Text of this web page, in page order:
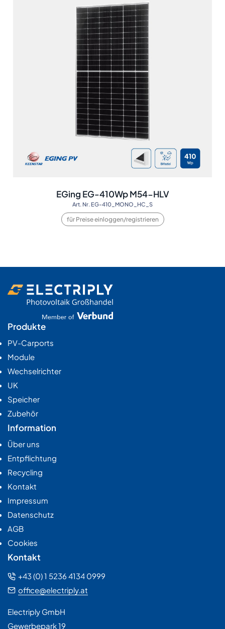
EGing EG-410Wp M54-HLV
Art. Nr. EG-410_MONO_HC_S
für Preise einloggen/registrieren
Produkte
PV-Carports
Module
Wechselrichter
UK
Speicher
Zubehör
Information
Über uns
Entpflichtung
Recycling
Kontakt
Impressum
Datenschutz
AGB
Cookies
Kontakt
+43 (0) 1 5236 4134 0999
office@electriply.at
Electriply GmbH
Gewerbepark 19